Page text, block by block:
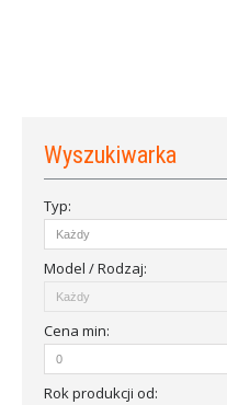
Wyszukiwarka
Typ:
Model / Rodzaj:
Cena min:
Rok produkcji od: